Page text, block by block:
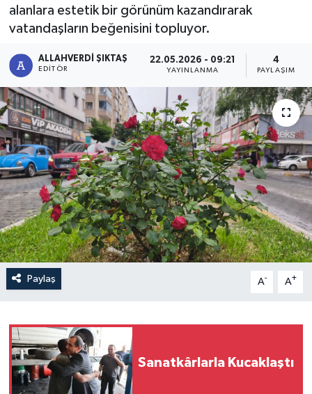
alanlara estetik bir görünüm kazandırarak
vatandaşların beğenisini topluyor.
ALLAHVERDI ŞIKTAŞ
EDITÖR
22.05.2026 - 09:21
YAYINLANMA
4
PAYLAŞIM
Paylaş A- A+
Sanatkârlarla Kucaklaştı